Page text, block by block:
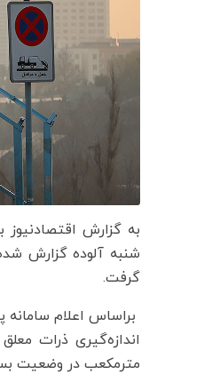
شنبه آلوده گزارش
گرفت.
مترمکعب در وضعیت